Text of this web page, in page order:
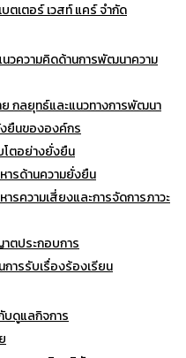
ตเตอร์ เวสท์ แคร์ จำกัด
วความคิดด้านการพัฒนาความ
ย กลยุทธ์และแนวทางการพัฒนา
ยืนขององค์กร
โตอย่างยั่งยืน
ารด้านความยั่งยืน
ารความเสี่ยงและการจัดการภาวะ
ตประกอบการ
การรับเรื่องร้องเรียน
บดูแลกิจการ